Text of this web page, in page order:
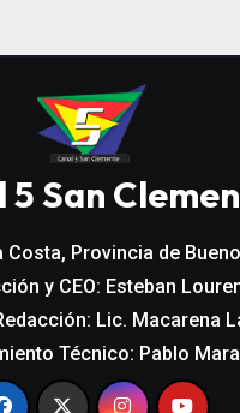
5 San
Costa, Provincia de
y CEO: Esteban
Lic. Macarena
Técnico: Pablo